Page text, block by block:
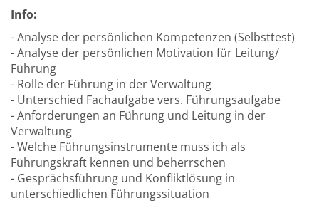
Info:
- Analyse der persönlichen Kompetenzen (Selbsttest)
- Analyse der persönlichen Motivation für Leitung/
Führung
- Rolle der Führung in der Verwaltung
- Unterschied Fachaufgabe vers. Führungsaufgabe
- Anforderungen an Führung und Leitung in der
Verwaltung
- Welche Führungsinstrumente muss ich als
Führungskraft kennen und beherrschen
- Gesprächsführung und Konfliktlösung in
unterschiedlichen Führungssituation